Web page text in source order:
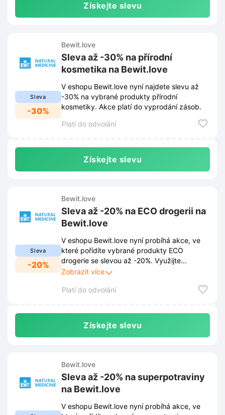
Získejte slevu
Sleva
-30%
Bewit.love
Sleva až -30% na přírodní
kosmetika na Bewit.love
V eshopu Bewit.love nyní najdete slevu až
-30% na vybrané produkty přírodní
kosmetiky. Akce platí do vyprodání zásob.
Platí do odvolání
Získejte slevu
Sleva
-20%
Bewit.love
Sleva až -20% na ECO drogerii na
Bewit.love
V eshopu Bewit.love nyní probíhá akce, ve
které pořídíte vybrané produkty ECO
drogerie se slevou až -20%. Využijte
výhodnou nabídku a doplňte své zásoby za
Zobrazit více
Platí do odvolání
Získejte slevu
Bewit.love
Sleva až -20% na superpotraviny
na Bewit.love
V eshopu Bewit.love nyní probíhá akce, ve